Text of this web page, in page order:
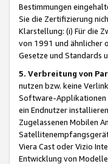
Bestimmungen
Sie die Zertifizierung
Klarstellung: (i) Für die
von 1991 und ähnlicher
Gesetze und Standards
5. Verbreitung von
nutzen bzw. keine
Software-Applikationen
ein Endnutzer
Zugelassenen Mobilen
Viera Cast oder Vizio
Entwicklung von